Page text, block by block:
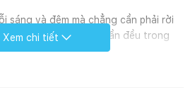
sáng và đêm mà chẳng cần phải rời
tất cả những gì bạn cần đều trong
CARINE.
Xem chi tiết